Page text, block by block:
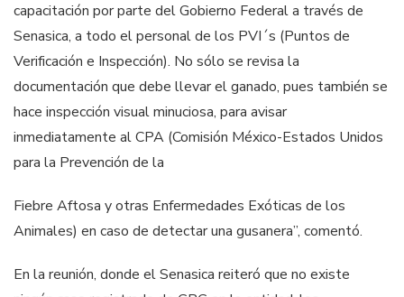
capacitación por parte del Gobierno Federal a través de
Senasica, a todo el personal de los PVI´s (Puntos de
Verificación e Inspección). No sólo se revisa la
documentación que debe llevar el ganado, pues también se
hace inspección visual minuciosa, para avisar
inmediatamente al CPA (Comisión México-Estados Unidos
para la Prevención de la
Fiebre Aftosa y otras Enfermedades Exóticas de los
Animales) en caso de detectar una gusanera”, comentó.
En la reunión, donde el Senasica reiteró que no existe